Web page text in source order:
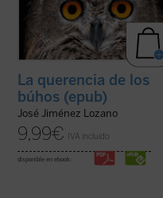
La querencia de los
búhos (epub)
José Jiménez Lozano
9,99€ IVA incluido
disponible en ebook: